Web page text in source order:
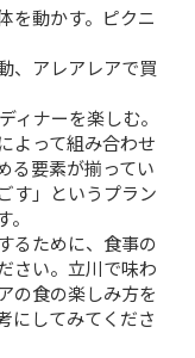
を動かす。ピクニ
、アレアレアで買
ィナーを楽しむ。
よって組み合わせ
る要素が揃ってい
す」というプラン
るために、食事の
さい。 立川で味わ
の食の楽しみ方を
にしてみてくださ